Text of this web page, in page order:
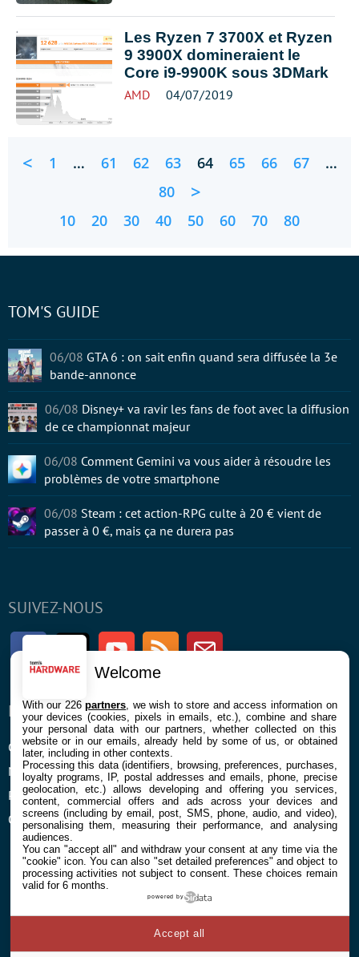
Les Ryzen 7 3700X et Ryzen
9 3900X domineraient le
Core i9-9900K sous 3DMark
AMD 04/07/2019
< 1 … 61 62 63 64 65 66 67
…
80
>
10 20 30 40 50 60 70 80
SUIVEZ-NOUS
FacebookTwitter Youtube RSS Newsletter
ENTREPRISE
Confidentialité et Cookies
Mentions légales et CGU
Préférences Cookies
Qui sommes nous
À PROPOS
Contact
TOM'S GUIDE
06/08 GTA 6 : on sait enfin quand sera diffusée la 3e
bande-annonce
06/08 Disney+ va ravir les fans de foot avec la diffusion
de ce championnat majeur
06/08 Comment Gemini va vous aider à résoudre les
problèmes de votre smartphone
06/08 Steam : cet action-RPG culte à 20 € vient de
passer à 0 €, mais ça ne durera pas
Welcome
With our 226partners , we wish to store and access information on
your devices (cookies, pixels in emails, etc.), combine and share
your personal data with our partners, whether collected on this
website or in our emails, already held by some of us, or obtained
later, including in other contexts.
Processing this data (identifiers, browsing, preferences, purchases,
loyalty programs, IP, postal addresses and emails, phone, precise
geolocation, etc.) allows developing and offering you services,
content, commercial offers and ads across your devices and
screens (including by email, post, SMS, phone, audio, and video),
personalising them, measuring their performance, and analysing
audiences.
You can "accept all" and withdraw your consent at any time via the
"cookie" icon. You can also "set detailed preferences" and object to
processing activities not subject to consent. These choices remain
valid for 6 months.
powered by
Accept all